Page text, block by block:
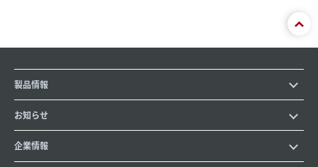
製品情報
お知らせ
企業情報